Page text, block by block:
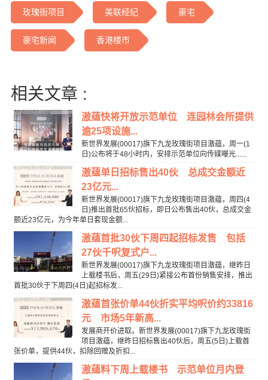
玫瑰街项目 美联经纪 豪宅
豪宅新闻 香港楼市
相关文章 :
滶蕴快将开放示范单位 连园林会所提供
逾25项设施...
新世界发展(00017)旗下九龙玫瑰街项目滶蕴，周一(1
日)公布将于48小时内，安排示范单位向传媒曝光......
滶蕴单日招标售出40伙 总成交金额近
23亿元...
新世界发展(00017)旗下九龙玫瑰街项目滶蕴，周四(4
日)推出首批65伙招标，即日公布售出40伙，总成交金
额近23亿元，为今年单日套现金额...
滶蕴首批30伙下周四起招标发售 包括
27伙千呎复式户...
新世界发展(00017)旗下九龙玫瑰街项目滶蕴，继昨日
上载楼书后，周五(29日)紧接公布首份销售安排，推出
首批30伙于下周四(4日)起招标发...
滶蕴首张价单44伙折实平均呎价约33816
元 市场5年新高...
发展商开价进取。新世界发展(00017)旗下九龙玫瑰街
项目滶蕴，继昨日招标售出40伙后，周五(5日)上载首
张价单，提供44伙，扣除回赠及折扣...
滶蕴料下周上载楼书 示范单位月内登